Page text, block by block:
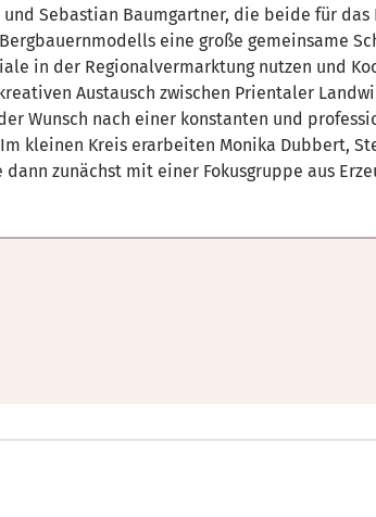
Sebastian Baumgartner, die beide für
eine große gemeinsame
in der Regionalvermarktung nutzen und
Austausch zwischen Prientaler
Wunsch nach einer konstanten und
kleinen Kreis erarbeiten Monika Dubbert,
zunächst mit einer Fokusgruppe aus